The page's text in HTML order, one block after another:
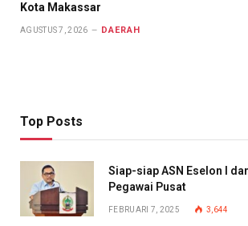
Kota Makassar
AGUSTUS 7, 2026 DAERAH
Top Posts
Siap-siap ASN Eselon I
Pegawai Pusat
FEBRUARI 7, 2025 3,644